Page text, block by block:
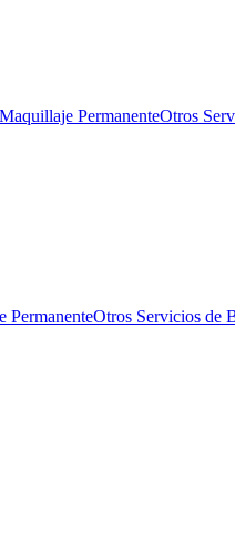
Maquillaje PermanenteOtros
PermanenteOtros Servicios de